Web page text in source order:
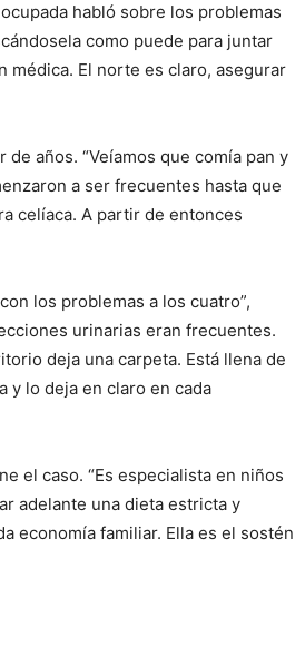
habló sobre los problemas
como puede para juntar
médica. El norte es claro, asegurar
años. “Veíamos que comía pan y
a ser frecuentes hasta que
celíaca. A partir de entonces
los problemas a los cuatro”,
urinarias eran frecuentes.
deja una carpeta. Está llena de
y lo deja en claro en cada
el caso. “Es especialista en niños
adelante una dieta estricta y
economía familiar. Ella es el sostén